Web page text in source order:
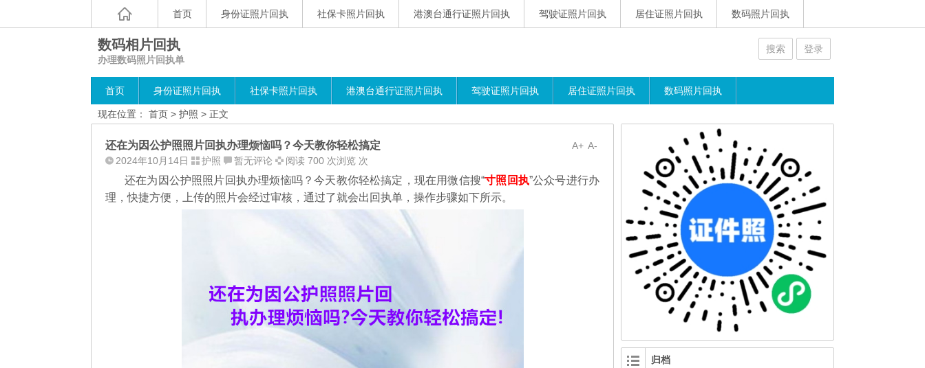
首页 身份证照片回执 社保卡照片回执 港澳台通行证照片回执 驾驶证照片回执 居住证照片回执 数码照片回执
数码相片回执
办理数码照片回执单
搜索 登录
首页 身份证照片回执 社保卡照片回执 港澳台通行证照片回执 驾驶证照片回执 居住证照片回执 数码照片回执
现在位置： 首页 > 护照 > 正文
A-
A+
还在为因公护照照片回执办理烦恼吗？今天教你轻松搞定
2024年10月14日 护照 暂无评论 阅读 700 次浏览 次
还在为因公护照照片回执办理烦恼吗？今天教你轻松搞定，现在用微信搜“寸照回执”公众号进行办
理，快捷方便，上传的照片会经过审核，通过了就会出回执单，操作步骤如下所示。
归档